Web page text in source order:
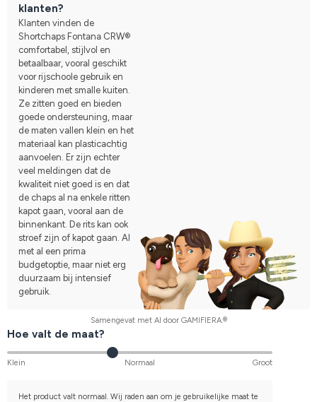
klanten?
Klanten vinden de
Shortchaps Fontana CRW®
comfortabel, stijlvol en
betaalbaar, vooral geschikt
voor rijschoole gebruik en
kinderen met smalle kuiten.
Ze zitten goed en bieden
goede ondersteuning, maar
de maten vallen klein en het
materiaal kan plasticachtig
aanvoelen. Er zijn echter
veel meldingen dat de
kwaliteit niet goed is en dat
de chaps al na enkele ritten
kapot gaan, vooral aan de
binnenkant. De rits kan ook
stroef zijn of kapot gaan. Al
met al een prima
budgetoptie, maar niet erg
duurzaam bij intensief
gebruik.
Samengevat met AI door GAMIFIERA.®
Hoe valt de maat?
Klein Normaal Groot
Het product valt normaal. Wij raden aan om je gebruikelijke maat te